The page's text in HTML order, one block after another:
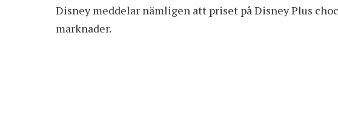
Disney meddelar nämligen att priset på Disney Plus
marknader.